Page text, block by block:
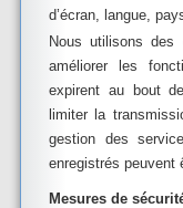
d’écran, langue,
Nous utilisons des
améliorer les
expirent au bout
limiter la
gestion des
enregistrés peuvent
Mesures de